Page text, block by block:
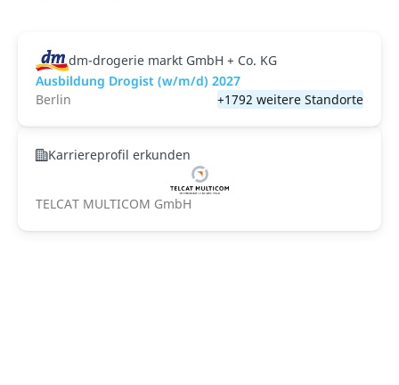
dm-drogerie markt GmbH + Co. KG
Ausbildung Drogist (w/m/d) 2027
Berlin
+1792 weitere Standorte
Karriereprofil erkunden
TELCAT MULTICOM GmbH